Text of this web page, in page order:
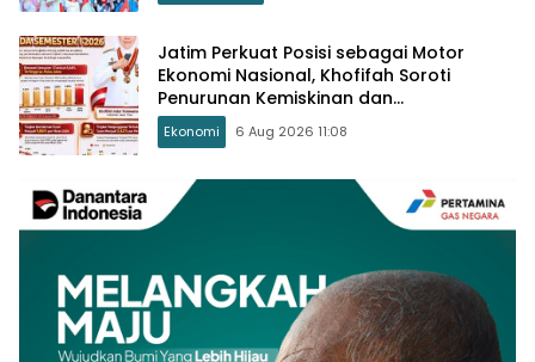
Jatim Perkuat Posisi sebagai Motor
Ekonomi Nasional, Khofifah Soroti
Penurunan Kemiskinan dan
Pengangguran
Ekonomi 6 Aug 2026 11:08